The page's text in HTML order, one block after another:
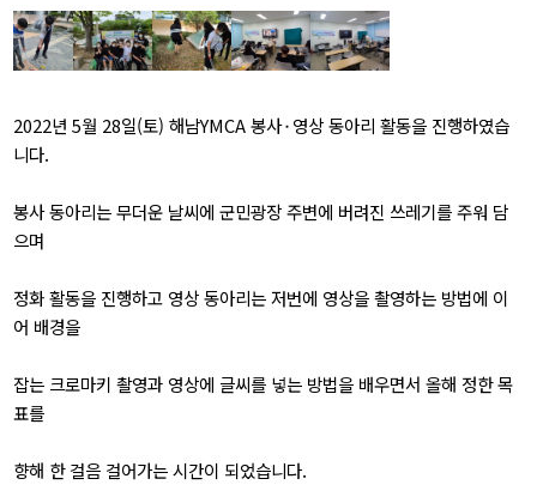
2022년 5월 28일(토) 해남YMCA 봉사⬝영상 동아리 활동을 진행하였습
니다.
봉사 동아리는 무더운 날씨에 군민광장 주변에 버려진 쓰레기를 주워 담
으며
정화 활동을 진행하고 영상 동아리는 저번에 영상을 촬영하는 방법에 이
어 배경을
잡는 크로마키 촬영과 영상에 글씨를 넣는 방법을 배우면서 올해 정한 목
표를
향해 한 걸음 걸어가는 시간이 되었습니다.